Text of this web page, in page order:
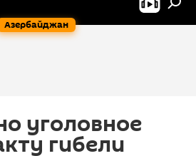
Азербайджан
уголовное
гибели